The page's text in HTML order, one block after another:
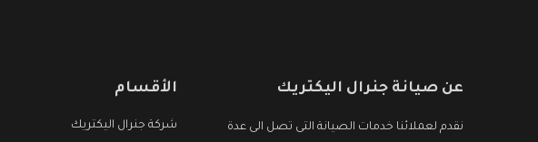
عن صيانة جنرال اليكتريك
نقدم لعملائنا خدمات الصيانة التى تصل الى عدة
الأقسام
شركة جنرال اليكتريك